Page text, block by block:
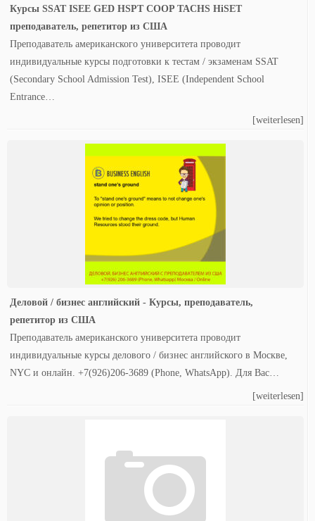
Курсы SSAT ISEE GED HSPT COOP TACHS HiSET
преподаватель, репетитор из США
Преподаватель американского университета проводит
индивидуальные курсы подготовки к тестам / экзаменам SSAT
(Secondary School Admission Test), ISEE (Independent School
Entrance…
[weiterlesen]
Деловой / бизнес английский - Курсы, преподаватель,
репетитор из США
Преподаватель американского университета проводит
индивидуальные курсы делового / бизнес английского в Москве,
NYC и онлайн. +7(926)206-3689 (Phone, WhatsApp). Для Вас…
[weiterlesen]